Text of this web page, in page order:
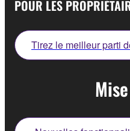
POUR LES
Tirez le meilleur parti